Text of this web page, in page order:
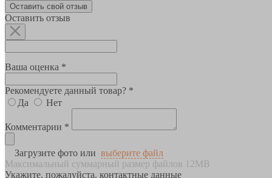
Оставить свой отзыв
Оставить отзыв
Ваша оценка *
Рекомендуете данный товар? *
Да
Нет
Комментарии *
Загрузите фото или выберите файл
Максимальный суммарный размер файлов 12MB
Укажите, пожалуйста, контактные данные